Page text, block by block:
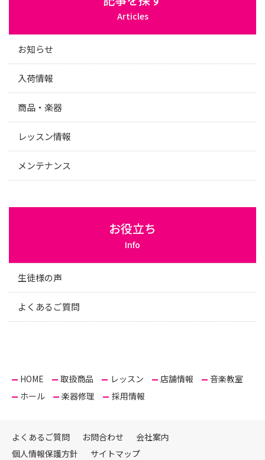
Articles
お知らせ
入荷情報
商品・楽器
レッスン情報
メンテナンス
お役立ち
Info
生徒様の声
よくあるご質問
HOME 取扱商品 レッスン 店舗情報
音楽教室
ホール
楽器修理 採用情報
よくあるご質問 お問合わせ
会社案内
個人情報保護方針
サイトマップ